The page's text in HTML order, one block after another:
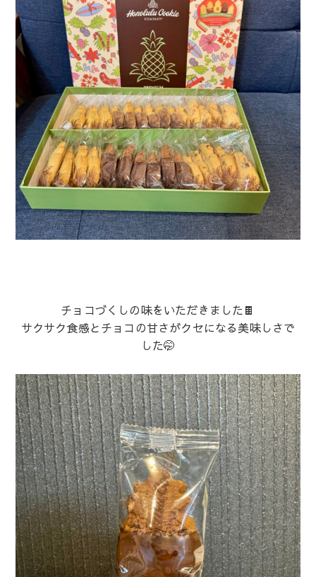
チョコづくしの味をいただきました🍫
サクサク食感とチョコの甘さがクセになる美味しさで
した🤭